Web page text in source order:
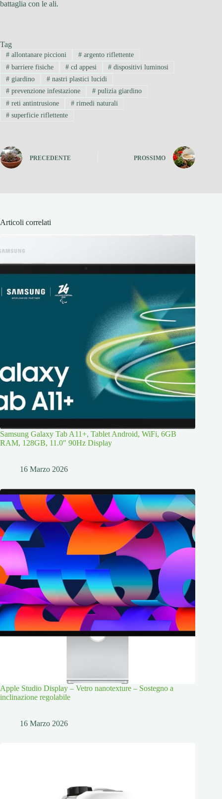
battaglia con le ali.
Tag
#allontanare piccioni #argento riflettente
#barriere fisiche #cd appesi # dispositivi luminosi
#giardino #nastri plastici lucidi
#prevenzione infestazione #pulizia giardino
#reti antintrusione #rimedi naturali
#superficie riflettente
PRECEDENTE PROSSIMO
Articoli correlati
Samsung Galaxy Tab A11+, Tablet Android, WiFi, 6GB
RAM, 128GB, 11.0″ 90Hz Display
16 Marzo 2026
Apple Studio Display – Vetro nanotexture – Sostegno a
inclinazione regolabile
16 Marzo 2026